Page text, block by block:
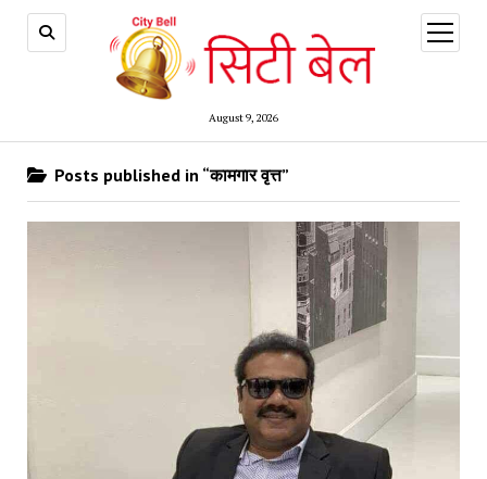
August 9, 2026
open
menu
Posts published in “कामगार वृत्त”